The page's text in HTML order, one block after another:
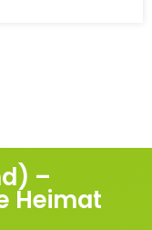
–
Heimat